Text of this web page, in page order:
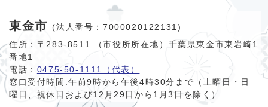
東金市
(法人番号：7000020122131)
住所：〒283-8511 （市役所所在地）千葉県東金市東岩崎1
番地1
電話： 0475-50-1111（代表）
窓口受付時間:午前9時から午後4時30分まで（土曜日・日
曜日、祝休日および12月29日から1月3日を除く）